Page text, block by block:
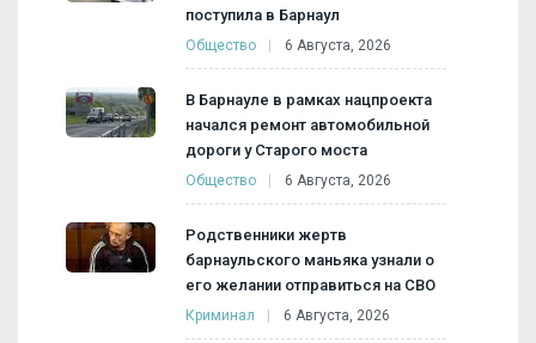
поступила в Барнаул
Общество 6 Августа, 2026
В Барнауле в рамках нацпроекта
начался ремонт автомобильной
дороги у Старого моста
Общество 6 Августа, 2026
Родственники жертв
барнаульского маньяка узнали о
его желании отправиться на СВО
Криминал 6 Августа, 2026